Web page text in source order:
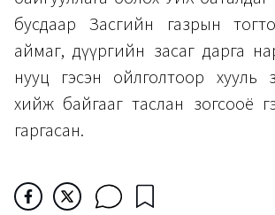
бусдаар Засгийн газрын
аймаг, дүүргийн засаг дарга нар
нууц гэсэн ойлголтоор хууль
хийж байгааг таслан зогсооё
гаргасан.